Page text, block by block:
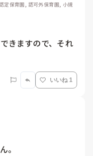
定保育園, 認可外保育園, 小規
きますので、それ
いいね 1
。